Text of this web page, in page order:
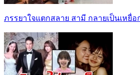
ภรรยาใจแตกสลาย สามี กลายเป็นเหยื่อ